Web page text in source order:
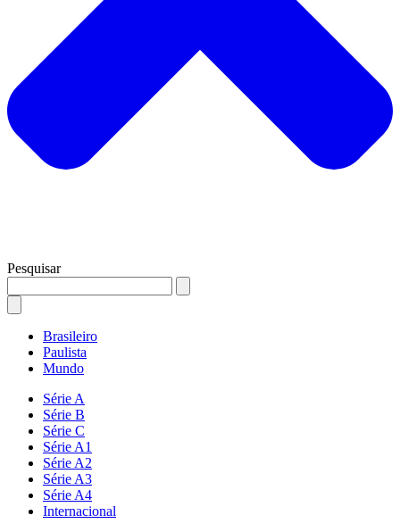
Pesquisar
Brasileiro
Paulista
Mundo
Série A
Série B
Série C
Série A1
Série A2
Série A3
Série A4
Internacional